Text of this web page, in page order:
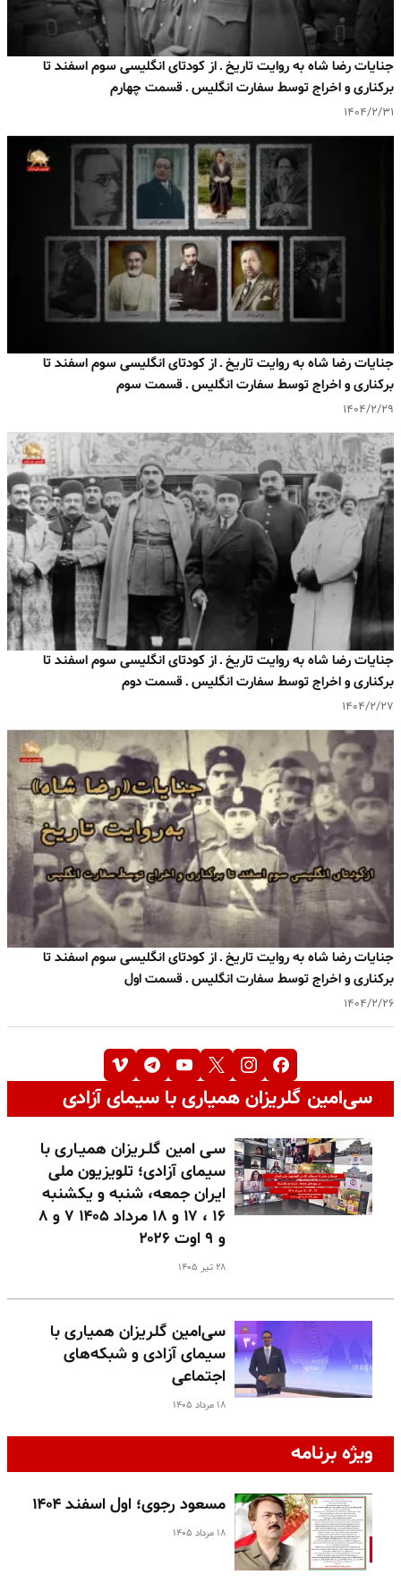
جنایات رضا شاه به روایت تاریخ ـ از کودتای انگلیسی سوم اسفند تا
برکناری و اخراج توسط سفارت انگلیس ـ قسمت چهارم
۱۴۰۴/۲/۳۱
جنایات رضا شاه به روایت تاریخ ـ از کودتای انگلیسی سوم اسفند تا
برکناری و اخراج توسط سفارت انگلیس ـ قسمت سوم
۱۴۰۴/۲/۲۹
جنایات رضا شاه به روایت تاریخ ـ از کودتای انگلیسی سوم اسفند تا
برکناری و اخراج توسط سفارت انگلیس ـ قسمت دوم
۱۴۰۴/۲/۲۷
جنایات رضا شاه به روایت تاریخ ـ از کودتای انگلیسی سوم اسفند تا
برکناری و اخراج توسط سفارت انگلیس ـ قسمت اول
۱۴۰۴/۲/۲۶
سی‌امین گلریزان همیاری با سیمای آزادی
سـی امین گلـریزان همیـاری با
سیمای آزادی؛ تلویزیون ملی
ایران جمعه، شنبه و یکشنبه
۱۶ ، ۱۷ و ۱۸ مرداد ۱۴۰۵ ۷ و ۸
و ۹ اوت ۲۰۲۶
۲۸ تیر ۱۴۰۵
سی‌امین گلریزان همیاری با
سیمای آزادی و شبکه‌های
اجتماعی
۱۸ مرداد ۱۴۰۵
ویژه برنامه
مسعود رجوی؛ اول اسفند ۱۴۰۴
۱۸ مرداد ۱۴۰۵